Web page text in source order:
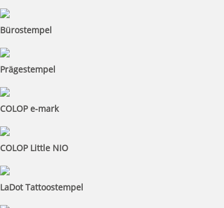
Bürostempel
Prägestempel
COLOP e-mark
COLOP Little NIO
LaDot Tattoostempel